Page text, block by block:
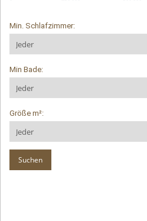
Min. Schlafzimmer:
Min Bade:
Größe m²: